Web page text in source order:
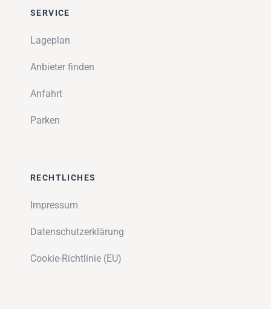
SERVICE
Lageplan
Anbieter finden
Anfahrt
Parken
RECHTLICHES
Impressum
Datenschutzerklärung
Cookie-Richtlinie (EU)